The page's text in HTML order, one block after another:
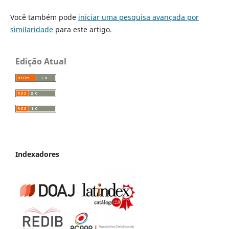
Você também pode iniciar uma pesquisa avançada por
similaridadepara este artigo.
Edição Atual
Indexadores